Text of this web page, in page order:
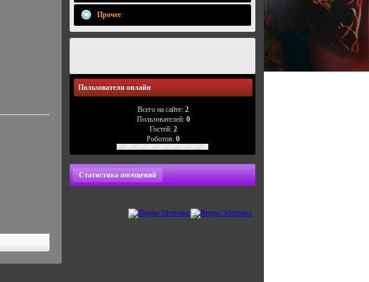
Прочее
Пользователи онлайн
Всего на сайте: 2
Пользователей: 0
Гостей: 2
Роботов: 0
Статистика посещений